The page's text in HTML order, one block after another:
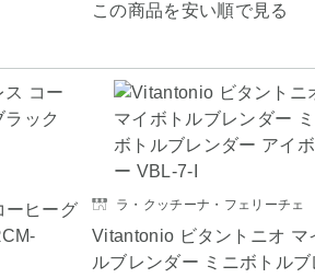
この商品を安い順で見る
ーヒーグ
ラ・クッチーナ・フェリーチェ
Vitantonio ビタントニオ マ
ルブレンダー ミニボトル